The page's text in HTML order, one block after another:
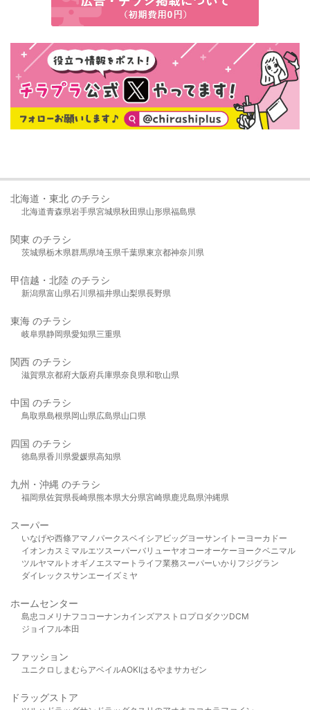
北海道・東北 のチラシ
北海道青森県岩手県宮城県秋田県山形県福島県
関東 のチラシ
茨城県栃木県群馬県埼玉県千葉県東京都神奈川県
甲信越・北陸 のチラシ
新潟県富山県石川県福井県山梨県長野県
東海 のチラシ
岐阜県静岡県愛知県三重県
関西 のチラシ
滋賀県京都府大阪府兵庫県奈良県和歌山県
中国 のチラシ
鳥取県島根県岡山県広島県山口県
四国 のチラシ
徳島県香川県愛媛県高知県
九州・沖縄 のチラシ
福岡県佐賀県長崎県熊本県大分県宮崎県鹿児島県沖縄県
スーパー
いなげや西條アマノパークスベイシア ビッグヨーサンイトーヨーカドー
イオンカスミ マルエツスーパーバリューヤオコーオーケー ヨークベニマル
ツルヤマルト オギノ エスマート ライフ業務スーパーいかり フジグラン
ダイレックスサンエーイズミヤ
ホームセンター
島忠 コメリ ナフコ コーナンカインズアストロプロダクツDCM
ジョイフル本田
ファッション
ユニクロ しまむら アベイルAOKIはるやま サカゼン
ドラッグストア